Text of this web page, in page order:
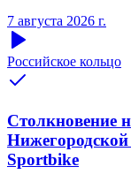
7 августа 2026 г.
Российское кольцо
Столкновение
Нижегородской
Sportbike